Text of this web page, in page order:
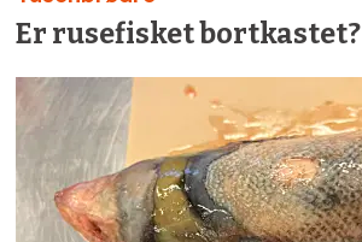
Er rusefisket bortkastet?